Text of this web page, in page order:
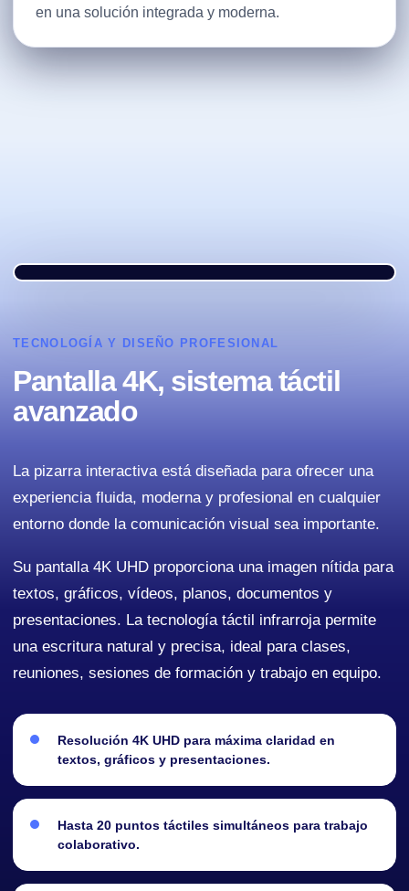
en una solución integrada y moderna.
TECNOLOGÍA Y DISEÑO PROFESIONAL
Pantalla 4K, sistema táctil
avanzado
La pizarra interactiva está diseñada para ofrecer una
experiencia fluida, moderna y profesional en cualquier
entorno donde la comunicación visual sea importante.
Su pantalla 4K UHD proporciona una imagen nítida para
textos, gráficos, vídeos, planos, documentos y
presentaciones. La tecnología táctil infrarroja permite
una escritura natural y precisa, ideal para clases,
reuniones, sesiones de formación y trabajo en equipo.
Resolución 4K UHD para máxima claridad en
textos, gráficos y presentaciones.
Hasta 20 puntos táctiles simultáneos para trabajo
colaborativo.